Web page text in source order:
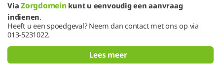
ViaZorgdomeinkunt u eenvoudig een aanvraag
indienen.
Heeft u een spoedgeval? Neem dan contact met ons op via
013-5231022.
Lees meer